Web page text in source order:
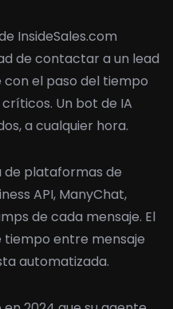
InsideSales.com
de contactar a un lead
el paso del tiempo
Un bot de IA
a cualquier hora.
de plataformas de
API, ManyChat,
de cada mensaje. El
tiempo entre mensaje
automatizada.